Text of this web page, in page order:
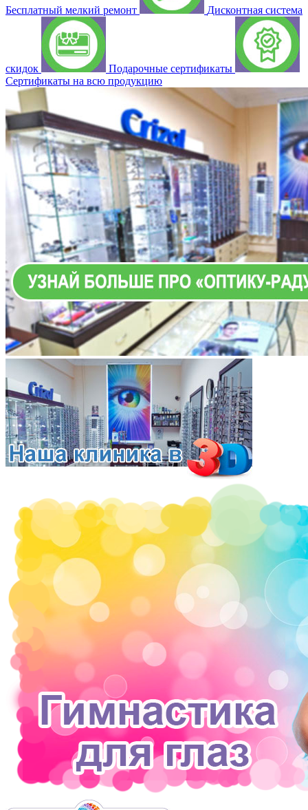
Бесплатный мелкий ремонт Дисконтная система
скидок
Подарочные сертификаты
Сертификаты на всю продукцию